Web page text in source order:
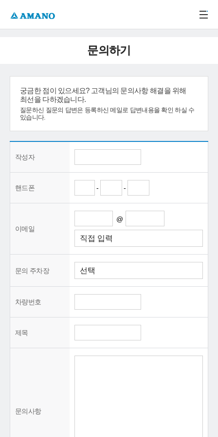
문의하기
궁금한 점이 있으세요? 고객님의 문의사항 해결을 위해
최선을 다하겠습니다.
질문하신 질문의 답변은 등록하신 메일로 답변내용을 확인 하실 수
있습니다.
작성자
핸드폰 - -
이메일
@
문의 주차장
차량번호
제목
문의사항